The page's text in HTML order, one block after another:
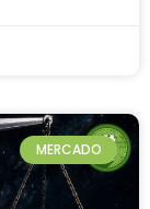
MERCADO